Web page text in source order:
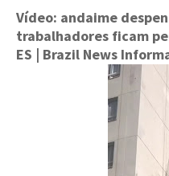
Vídeo: andaime
trabalhadores ficam
ES | Brazil News